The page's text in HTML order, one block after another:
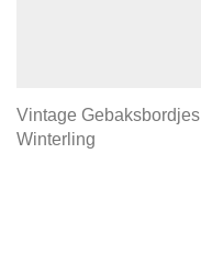
Vintage Gebaksbordjes
Winterling